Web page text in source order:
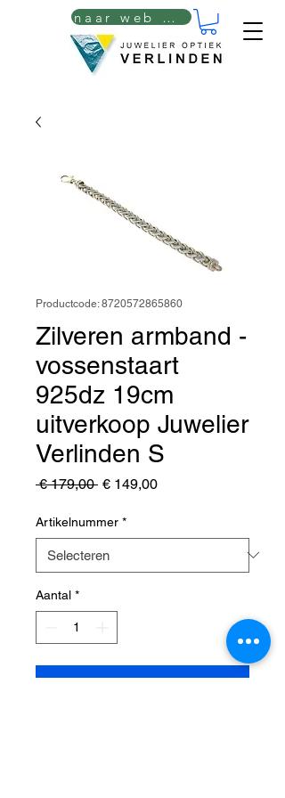
naar web winkel
Productcode: 8720572865860
Zilveren armband -
vossenstaart
925dz 19cm
uitverkoop Juwelier
Verlinden S
€ 179,00 Normale
€ 149,00Verkoopprijs
Artikelnummer *
Aantal *
In winkelwagen